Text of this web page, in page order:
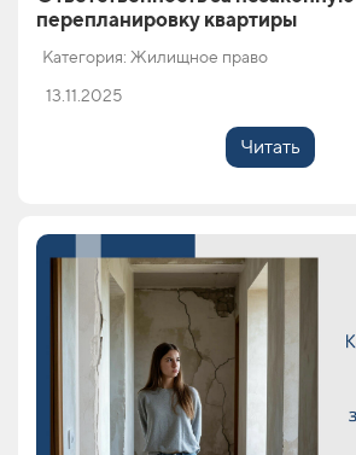
перепланировку квартиры
Категория: Жилищное право
13.11.2025
Читать